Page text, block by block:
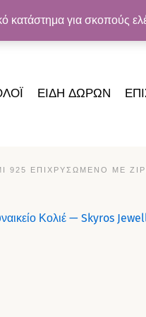
κατάστημα για σκοπούς
ΓΙΑ ΠΑΡΑΓΓΕΛΊΕΣ ΆΝΩ
ΕΙΔΗ ΔΩΡΩΝ
925 ΕΠΙΧΡΥΣΩΜΈΝΟ ΜΕ